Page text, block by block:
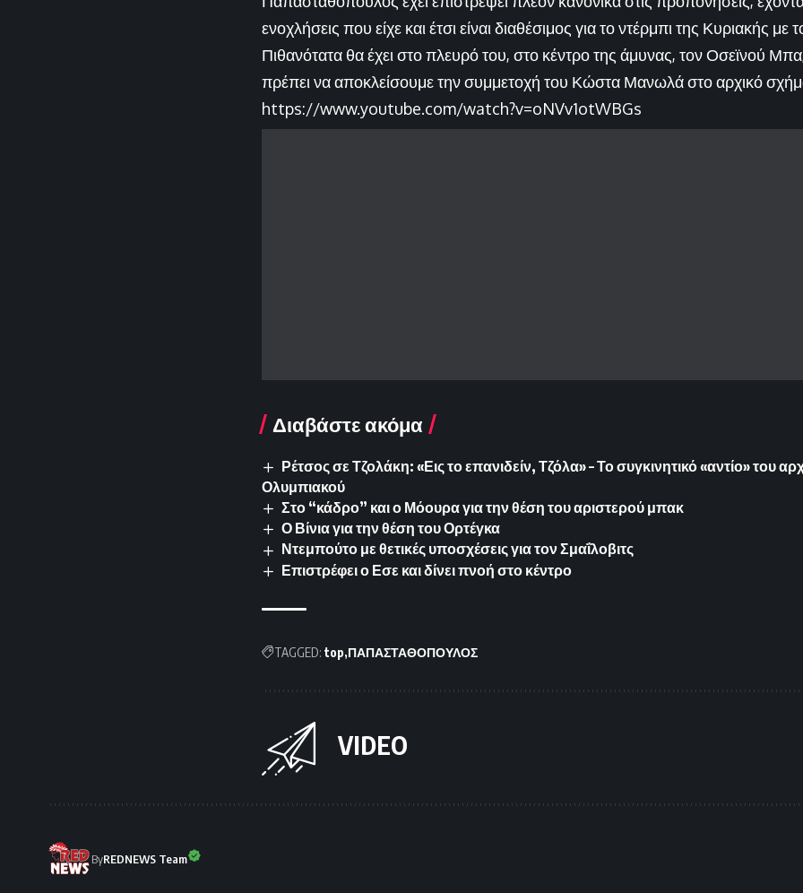
ενοχλήσεις που είχε και έτσι είναι διαθέσιμος για το ντέρμπι της Κυριακής
Πιθανότατα θα έχει στο πλευρό του, στο κέντρο της άμυνας, τον Οσεϊνού
πρέπει να αποκλείσουμε την συμμετοχή του Κώστα Μανωλά στο αρχικό
https://www.youtube.com/watch?v=oNVv1otWBGs
Διαβάστε ακόμα
Ρέτσος σε Τζολάκη: «Εις το επανιδείν, Τζόλα» – Το συγκινητικό «αντίο» του
Ολυμπιακού
Στο “κάδρο” και ο Μόουρα για την θέση του αριστερού μπακ
Ο Βίνια για την θέση του Ορτέγκα
Ντεμπούτο με θετικές υποσχέσεις για τον Σμαΐλοβιτς
Επιστρέφει ο Εσε και δίνει πνοή στο κέντρο
TAGGED: top ΠΑΠΑΣΤΑΘΟΠΟΥΛΟΣ
VIDEO
ByREDNEWS Team